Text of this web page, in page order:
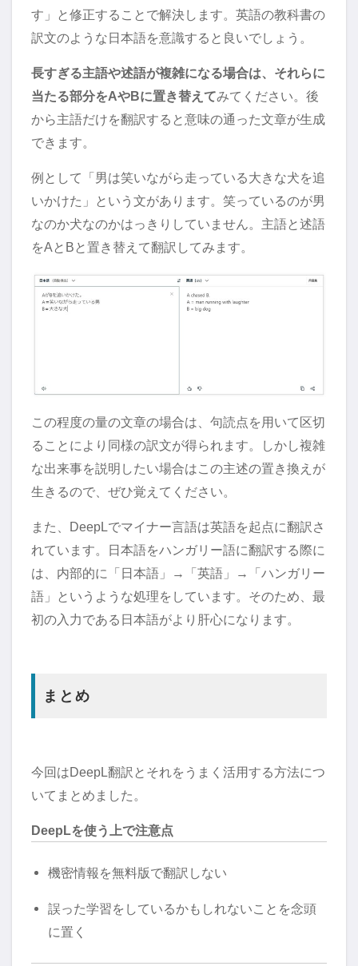
す」と修正することで解決します。英語の教科書の
訳文のような日本語を意識すると良いでしょう。
長すぎる主語や述語が複雑になる場合は、それらに
当たる部分をAやBに置き替えてみてください。後
から主語だけを翻訳すると意味の通った文章が生成
できます。
例として「男は笑いながら走っている大きな犬を追
いかけた」という文があります。笑っているのが男
なのか犬なのかはっきりしていません。主語と述語
をAとBと置き替えて翻訳してみます。
この程度の量の文章の場合は、句読点を用いて区切
ることにより同様の訳文が得られます。しかし複雑
な出来事を説明したい場合はこの主述の置き換えが
生きるので、ぜひ覚えてください。
また、DeepLでマイナー言語は英語を起点に翻訳さ
れています。日本語をハンガリー語に翻訳する際に
は、内部的に「日本語」→「英語」→「ハンガリー
語」というような処理をしています。そのため、最
初の入力である日本語がより肝心になります。
まとめ
今回はDeepL翻訳とそれをうまく活用する方法につ
いてまとめました。
DeepLを使う上で注意点
機密情報を無料版で翻訳しない
誤った学習をしているかもしれないことを念頭
に置く